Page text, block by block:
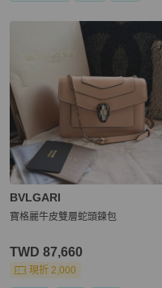
BVLGARI
寶格麗牛皮雙層蛇頭鍊包
TWD 87,660
現折 2,000